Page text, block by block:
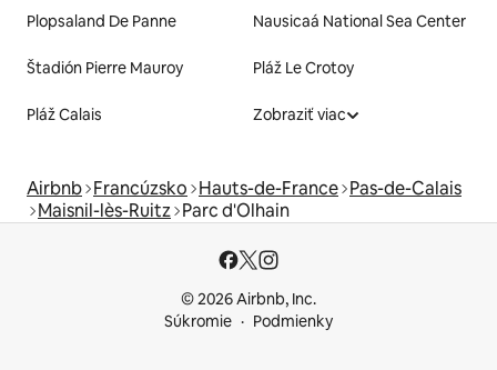
Plopsaland De Panne Nausicaá National Sea Center
Štadión Pierre Mauroy Pláž Le Crotoy
Pláž Calais Zobraziť viac
Airbnb Francúzsko Hauts-de-France Pas-de-Calais
Maisnil-lès-Ruitz Parc d'Olhain
© 2026 Airbnb, Inc.
Súkromie
Podmienky